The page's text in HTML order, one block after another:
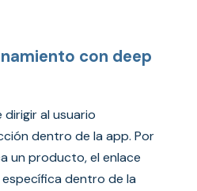
con deep
dirigir al usuario
dentro de la app. Por
un producto, el enlace
dentro de la